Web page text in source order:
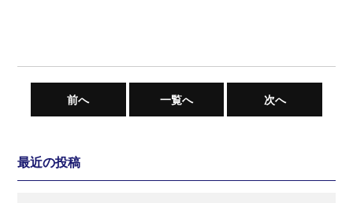
前へ 一覧へ 次へ
最近の投稿